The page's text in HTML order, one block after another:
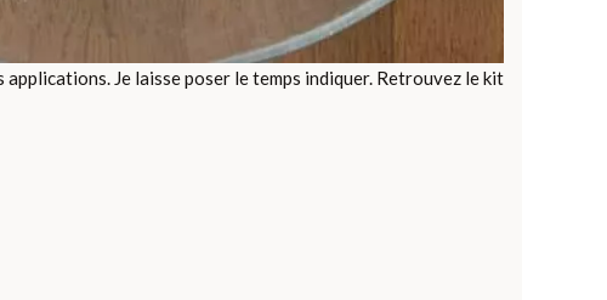
applications. Je laisse poser le temps indiquer. Retrouvez le kit